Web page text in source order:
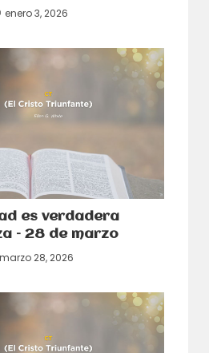
enero 3, 2026
es verdadera
– 28 de marzo
marzo 28, 2026